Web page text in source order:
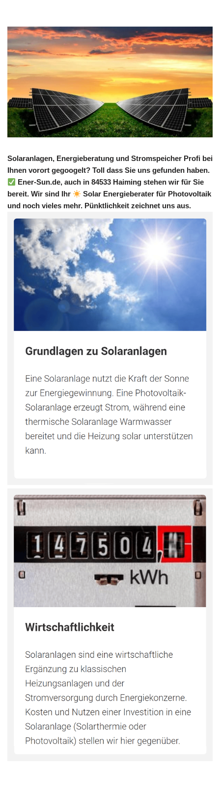
Solaranlagen, Energieberatung und Stromspeicher Profi bei
Ihnen vorort gegoogelt? Toll dass Sie uns gefunden haben.
Ener-Sun.de, auch in 84533 Haiming stehen wir für Sie
bereit. Wir sind Ihr
Solar Energieberater für Photovoltaik
und noch vieles mehr. Pünktlichkeit zeichnet uns aus.